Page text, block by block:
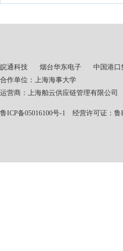
皖通科技 烟台华东电子 中国港口
合作单位：上海海事大学
运营商：上海舶云供应链管理有
鲁ICP备05016100号-1 经营许可证：鲁